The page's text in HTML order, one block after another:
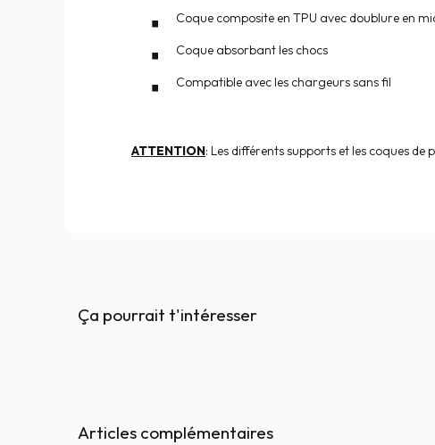
Coque composite en TPU avec doublure en
Coque absorbant les chocs
Compatible avec les chargeurs sans fil
ATTENTION: Les différents supports et les coques
Ça pourrait t'intéresser
Articles complémentaires